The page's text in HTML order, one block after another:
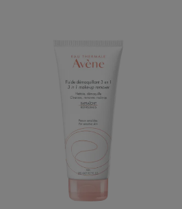
Fluide
démaquillant
3
en
1